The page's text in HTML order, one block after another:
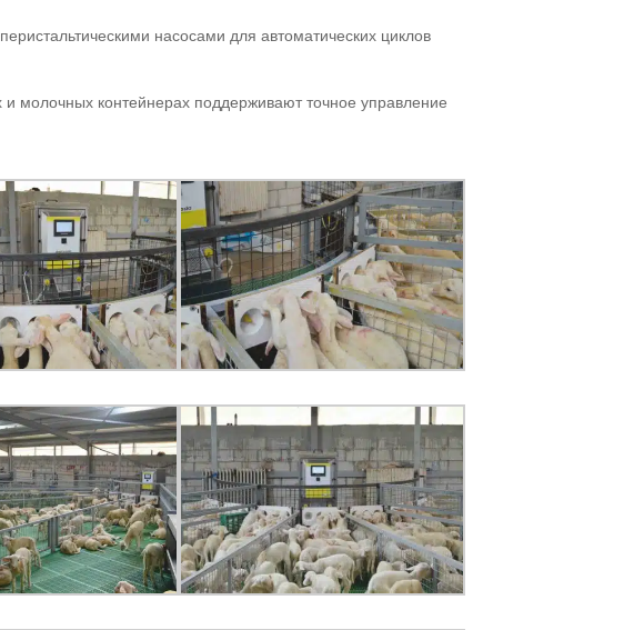
насосами для автоматических циклов
и молочных контейнерах поддерживают точное управление